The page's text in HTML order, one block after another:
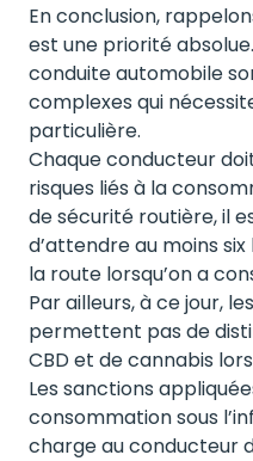
En conclusion,
est une priorité
conduite automobile
complexes qui
particulière.
Chaque conducteur
risques liés à la
de sécurité routière, il
d’attendre au moins
la route lorsqu’on a
Par ailleurs, à ce jour,
permettent pas de
CBD et de cannabis
Les sanctions
consommation sous
charge au conducteur